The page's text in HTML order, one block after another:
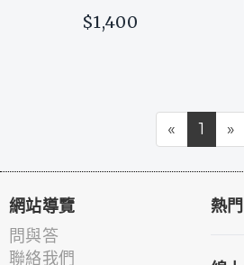
$1,400
« 1 »
網站導覽
問與答
聯絡我們
熱